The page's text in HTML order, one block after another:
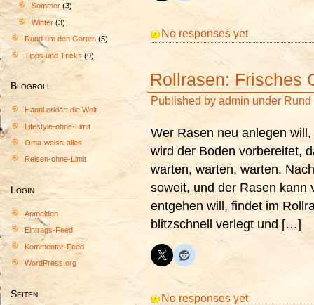
Sommer(3)
Winter (3)
Rund um den Garten (5)
Tipps und Tricks(9)
Blogroll
Hanni erklärt die Welt
Lifestyle-ohne-Limit
Oma-weiss-alles
Reisen-ohne-Limit
Login
Anmelden
Eintrags-Feed
Kommentar-Feed
WordPress.org
Seiten
No responses yet
Rollrasen: Frisches
Published by admin under Rund
Wer Rasen neu anlegen
wird der Boden vorbereitet,
warten, warten, warten.
soweit, und der Rasen kann
entgehen will, findet im
blitzschnell verlegt und […]
No responses yet